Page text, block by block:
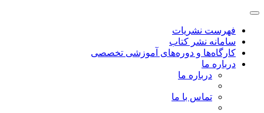
فهرست نشریات
سامانه نشر کتاب
کارگاه‌ها و دوره‌های آموزشی تخصصی
درباره ما
درباره ما
تماس با ما